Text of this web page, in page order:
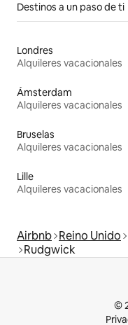
Destinos a un paso de ti
Londres
Alquileres vacacionales
Ámsterdam
Alquileres vacacionales
Bruselas
Alquileres vacacionales
Lille
Alquileres vacacionales
Airbnb Reino Unido
Rudgwick
©